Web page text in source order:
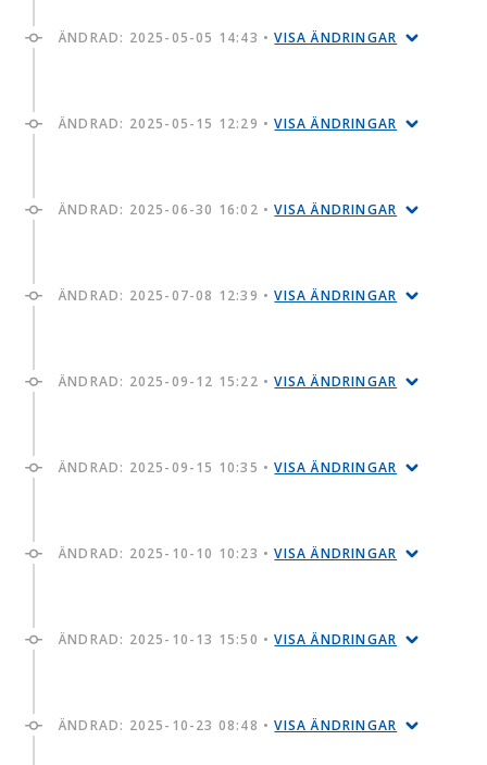
ÄNDRAD: 2025-05-05 14:43 •VISA ÄNDRINGAR
ÄNDRAD: 2025-05-15 12:29 •VISA ÄNDRINGAR
ÄNDRAD: 2025-06-30 16:02 •VISA ÄNDRINGAR
ÄNDRAD: 2025-07-08 12:39 •VISA ÄNDRINGAR
ÄNDRAD: 2025-09-12 15:22 •VISA ÄNDRINGAR
ÄNDRAD: 2025-09-15 10:35 •VISA ÄNDRINGAR
ÄNDRAD: 2025-10-10 10:23 •VISA ÄNDRINGAR
ÄNDRAD: 2025-10-13 15:50 •VISA ÄNDRINGAR
ÄNDRAD: 2025-10-23 08:48 •VISA ÄNDRINGAR